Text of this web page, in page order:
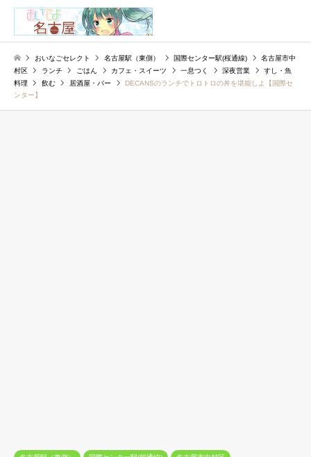
おいなごセレクト 名古屋駅（東側） 国際センター駅(桜通線)
名古屋市中
村区
ランチ ごはん カフェ・スイーツ 一息つく 深夜営業
すし・魚
料理
飲む 居酒屋・バー
DECANSのランチでトロトロの丼を堪能しよ【国際セ
ンター】